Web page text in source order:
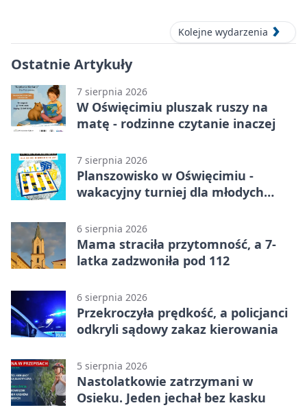
Kolejne wydarzenia
Ostatnie Artykuły
7 sierpnia 2026
W Oświęcimiu pluszak ruszy na
matę - rodzinne czytanie inaczej
7 sierpnia 2026
Planszowisko w Oświęcimiu -
wakacyjny turniej dla młodych
6 sierpnia 2026
Mama straciła przytomność, a 7-
latka zadzwoniła pod 112
6 sierpnia 2026
Przekroczyła prędkość, a policjanci
odkryli sądowy zakaz kierowania
5 sierpnia 2026
Nastolatkowie zatrzymani w
Osieku. Jeden jechał bez kasku